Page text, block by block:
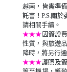
越南，皆需準
託書！P.S.關
請相關手續。
★★★ 因簽證
性質，與旅遊
降時，將另行
★★★護照及